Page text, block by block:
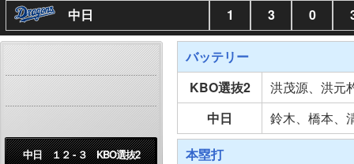
中日
1 3 0
中日 １２ - ３ KBO選抜2
バッテリー
KBO選抜2
洪茂源、洪元
中日
鈴木、橋本、
本塁打